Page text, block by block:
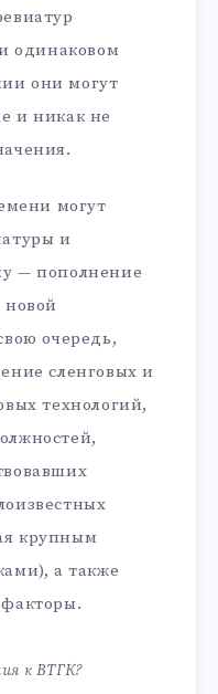
одинаковом
они могут
и никак не
могут
и
— пополнение
новой
очередь,
сленговых и
технологий,
крупным
а также
к ВТГК?